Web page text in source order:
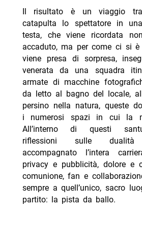
Il risultato è un viaggio
catapulta lo spettatore in
testa, che viene ricordata
accaduto, ma per come ci si è
viene presa di sorpresa,
venerata da una squadra
armate di macchine
da letto al bagno del locale,
persino nella natura, queste
i numerosi spazi in cui la
All’interno di questi
riflessioni sulle
accompagnato l’intera
privacy e pubblicità, dolore e
comunione, fan e
sempre a quell’unico, sacro
partito: la pista da ballo.